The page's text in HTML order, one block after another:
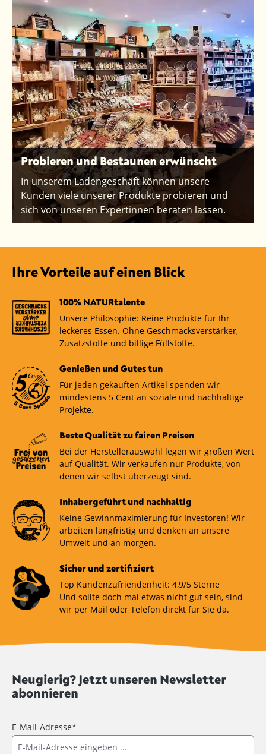
Probieren und Bestaunen erwünscht
In unserem Ladengeschäft können unsere
Kunden viele unserer Produkte probieren und
sich von unseren Expertinnen beraten lassen.
Ihre Vorteile auf einen Blick
100% NATURtalente
Unsere Philosophie: Reine Produkte für Ihr
leckeres Essen. Ohne Geschmacksverstärker,
Zusatzstoffe und billige Füllstoffe.
Genießen und Gutes tun
Für jeden gekauften Artikel spenden wir
mindestens 5 Cent an soziale und nachhaltige
Projekte.
Beste Qualität zu fairen Preisen
Bei der Herstellerauswahl legen wir großen Wert
auf Qualität. Wir verkaufen nur Produkte, von
denen wir selbst überzeugt sind.
Inhabergeführt und nachhaltig
Keine Gewinnmaximierung für Investoren! Wir
arbeiten langfristig und denken an unsere
Umwelt und an morgen.
Sicher und zertifiziert
Top Kundenzufriendenheit: 4,9/5 Sterne
Und sollte doch mal etwas nicht gut sein, sind
wir per Mail oder Telefon direkt für Sie da.
Neugierig? Jetzt unseren Newsletter
abonnieren
E-Mail-Adresse*